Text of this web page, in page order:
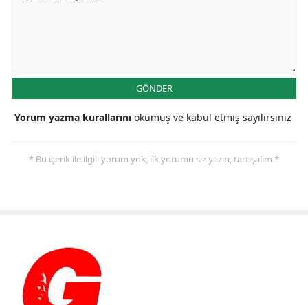
GÖNDER
Yorum yazma kurallarını okumuş ve kabul etmiş sayılırsınız
* Bu içerik ile ilgili yorum yok, ilk yorumu siz yazın, tartışalım *